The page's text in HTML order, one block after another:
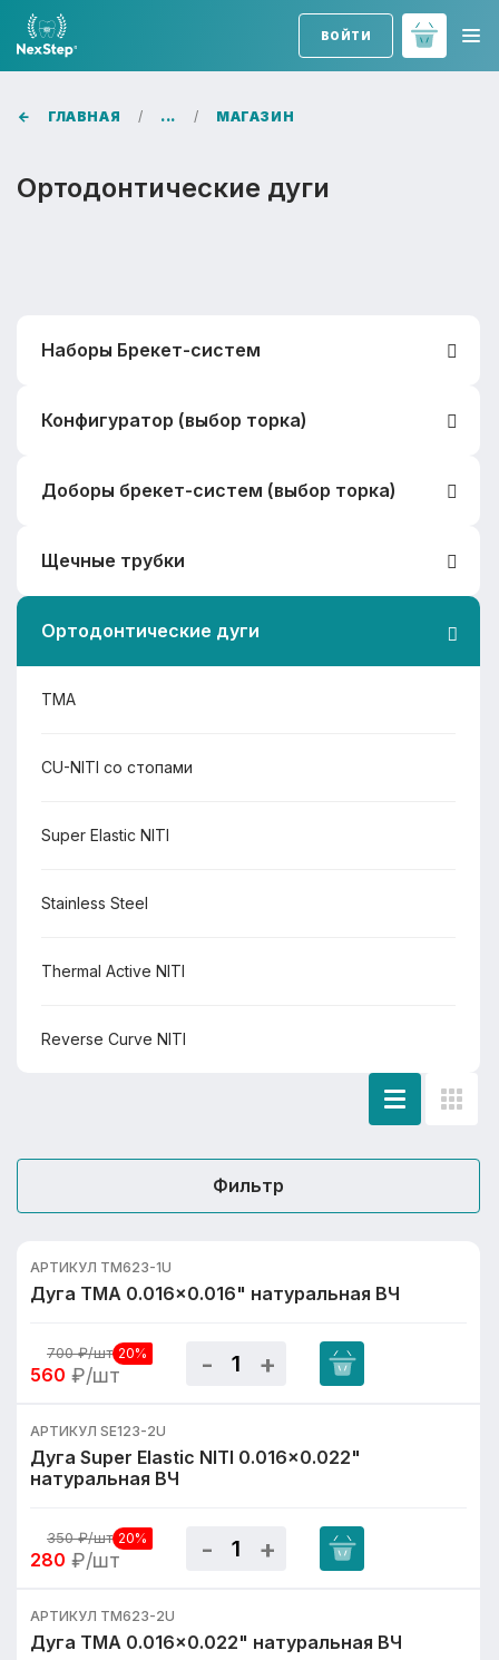
ВОЙТИ
ГЛАВНАЯ ... МАГАЗИН
Ортодонтические дуги
Наборы Брекет-систем
NexStep Q "Стандартный торк"
NexStep Pro "Стандартный торк"
NexStep Ultra "Пропись MBT"
NexStep Ultra "Пропись Roth"
Конфигуратор (выбор торка)
Доборы брекет-систем (выбор торка)
NexStep Q
NexStep Pro
NexStep Ultra
Щечные трубки
Самолигирующие
Простые
Ортодонтические дуги
TMA
CU-NITI со стопами
Super Elastic NITI
Stainless Steel
Thermal Active NITI
Reverse Curve NITI
Фильтр
АРТИКУЛ TM623-1U
Дуга TMA 0.016x0.016" натуральная ВЧ
700₽/шт 20%
560 ₽/шт
АРТИКУЛ SE123-2U
Дуга Super Elastic NITI 0.016x0.022"
натуральная ВЧ
350₽/шт 20%
280 ₽/шт
АРТИКУЛ TM623-2U
Дуга TMA 0.016x0.022" натуральная ВЧ